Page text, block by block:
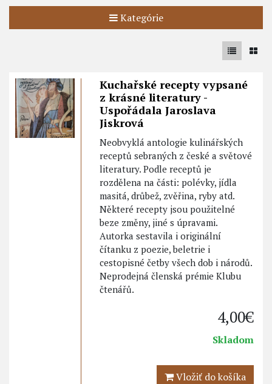
Kategórie
Kuchařské recepty vypsané
z krásné literatury -
Uspořádala Jaroslava
Jiskrová
Neobvyklá antologie kulinářských
receptů sebraných z české a světové
literatury. Podle receptů je
rozdělena na části: polévky, jídla
masitá, drůbež, zvěřina, ryby atd.
Některé recepty jsou použitelné
beze změny, jiné s úpravami.
Autorka sestavila i originální
čítanku z poezie, beletrie i
cestopisné četby všech dob i národů.
Neprodejná členská prémie Klubu
čtenářů.
4,00€
Skladom
Vložiť do košíka